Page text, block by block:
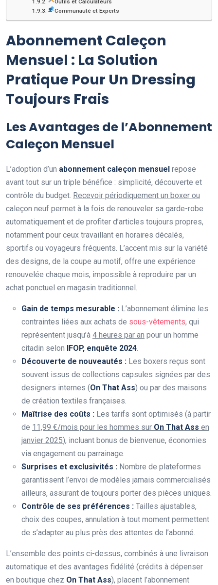
Communauté et Experts
Abonnement Caleçon
Mensuel : La Solution
Pratique Pour Un Dressing
Toujours Frais
Les Avantages de l’Abonnement
Caleçon Mensuel
L’adoption d’un abonnement caleçon mensuel repose
avant tout sur un triple bénéfice : simplicité, découverte et
contrôle du budget. Recevoir périodiquement un boxer ou
caleçon neuf permet à la fois de renouveler sa garde-robe
automatiquement et de profiter d’articles toujours propres,
notamment pour ceux travaillant en horaires décalés,
sportifs ou voyageurs fréquents. L’accent mis sur la variété
des designs, de la coupe au motif, offre une expérience
renouvelée chaque mois, impossible à reproduire par un
achat ponctuel en magasin traditionnel.
Gain de temps mesurable : L’abonnement élimine les
contraintes liées aux achats de sous-vêtements, qui
représentent jusqu’à 4 heures par an pour un homme
citadin selon IFOP, enquête 2024
Découverte de nouveautés : Les boxers reçus sont
souvent issus de collections capsules signées par des
designers internes (On That Ass) ou par des maisons
de création textiles françaises.
Maîtrise des coûts : Les tarifs sont optimisés (à partir
de 11,99 €/mois pour les hommes sur On That Ass en
janvier 2025), incluant bonus de bienvenue, économies
via engagement ou parrainage.
Surprises et exclusivités : Nombre de plateformes
garantissent l’envoi de modèles jamais commercialisés
ailleurs, assurant de toujours porter des pièces uniques.
Contrôle de ses préférences : Tailles ajustables,
choix des coupes, annulation à tout moment permettent
de s’adapter au plus près des attentes de l’abonné.
L’ensemble des points ci-dessus, combinés à une livraison
automatique et des avantages fidélité (crédits à dépenser
en boutique chez On That Ass), placent l’abonnement